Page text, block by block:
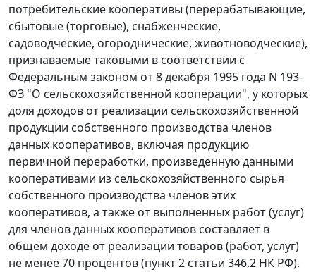
потребительские кооперативы (перерабатывающие,
сбытовые (торговые), снабженческие,
садоводческие, огороднические, животноводческие),
признаваемые таковыми в соответствии с
Федеральным законом от 8 декабря 1995 года N 193-
ФЗ "О сельскохозяйственной кооперации", у которых
доля доходов от реализации сельскохозяйственной
продукции собственного производства членов
данных кооперативов, включая продукцию
первичной переработки, произведенную данными
кооперативами из сельскохозяйственного сырья
собственного производства членов этих
кооперативов, а также от выполненных работ (услуг)
для членов данных кооперативов составляет в
общем доходе от реализации товаров (работ, услуг)
не менее 70 процентов (пункт 2 статьи 346.2 НК РФ).